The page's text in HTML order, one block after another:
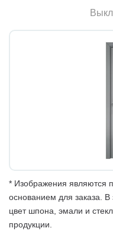
Выкл
* Изображения являются
основанием для заказа. В
цвет шпона, эмали и
продукции.